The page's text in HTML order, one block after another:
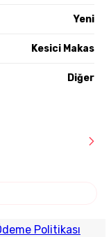
Yeni
Kesici Makas
Diğer
Politikası